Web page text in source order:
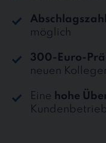
möglich
300-Euro-
neuen
Eine hohe
Kundenbetrieb